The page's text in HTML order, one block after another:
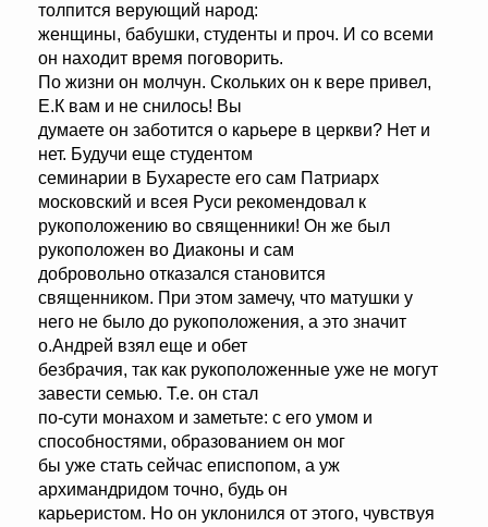
толпится верующий народ:
женщины, бабушки, студенты и проч. И со всеми
он находит время поговорить.
По жизни он молчун. Скольких он к вере привел,
Е.К вам и не снилось! Вы
думаете он заботится о карьере в церкви? Нет и
нет. Будучи еще студентом
семинарии в Бухаресте его сам Патриарх
московский и всея Руси рекомендовал к
рукоположению во священники! Он же был
рукоположен во Диаконы и сам
добровольно отказался становится
священником. При этом замечу, что матушки у
него не было до рукоположения, а это значит
о.Андрей взял еще и обет
безбрачия, так как рукоположенные уже не могут
завести семью. Т.е. он стал
по-сути монахом и заметьте: с его умом и
способностями, образованием он мог
бы уже стать сейчас еписпопом, а уж
архимандридом точно, будь он
карьеристом. Но он уклонился от этого, чувствуя